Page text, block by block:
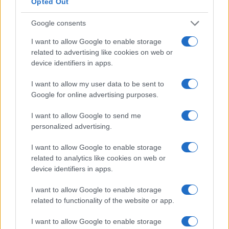
Google consents
I want to allow Google to enable storage
related to advertising like cookies on web or
device identifiers in apps.
I want to allow my user data to be sent to
Google for online advertising purposes.
I want to allow Google to send me
personalized advertising.
I want to allow Google to enable storage
related to analytics like cookies on web or
device identifiers in apps.
I want to allow Google to enable storage
related to functionality of the website or app.
I want to allow Google to enable storage
Depois de salvar suas frases-semente com segurança,
confirme na próxima tela, verificando-as. E pronto! Leia as
dicas mais uma vez para garantir que você esteja
totalmente ciente dos problemas de segurança e clique em
tudo concluído, agora sua carteira está pronta. Agora
clique no ícone MetaMask na barra de extensão do
navegador e desbloqueie sua carteira com sua senha. Você
deve ver seu saldo inicial depois.Aí vem a etapa de
palavras aleatórias que aparecem depois de clicar em
“revelar palavras secretas”, anote essas palavras em um
lugar. Para segurança extra, você pode até considerar
comprar uma cápsula Cryptosteel da Ledger para
armazenar suas frases com segurança e fisicamente.Em